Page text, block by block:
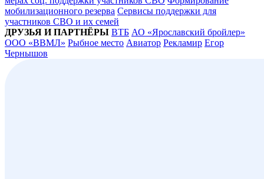
мобилизационного резерва Сервисы поддержки для
участников СВО и их семей
ДРУЗЬЯ И ПАРТНЁРЫ ВТБ АО «Ярославский бройлер»
ООО «ВВМЛ» Рыбное место Авиатор Рекламир Егор
Чернышов